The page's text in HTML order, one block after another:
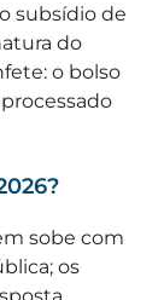
subsídio de
do
o bolso
sobe com
os